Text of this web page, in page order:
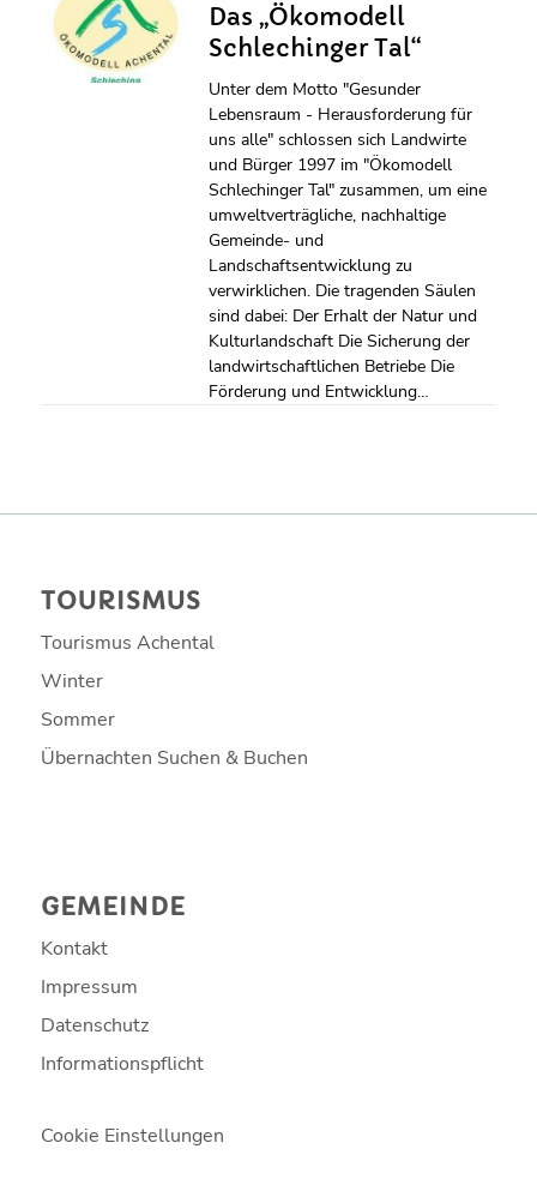
Das „Ökomodell
Schlechinger Tal“
Unter dem Motto "Gesunder
Lebensraum - Herausforderung für
uns alle" schlossen sich Landwirte
und Bürger 1997 im "Ökomodell
Schlechinger Tal" zusammen, um eine
umweltverträgliche, nachhaltige
Gemeinde- und
Landschaftsentwicklung zu
verwirklichen. Die tragenden Säulen
sind dabei: Der Erhalt der Natur und
Kulturlandschaft Die Sicherung der
landwirtschaftlichen Betriebe Die
Förderung und Entwicklung…
TOURISMUS
Tourismus Achental
Winter
Sommer
Übernachten Suchen & Buchen
GEMEINDE
Kontakt
Impressum
Datenschutz
Informationspflicht
Cookie Einstellungen